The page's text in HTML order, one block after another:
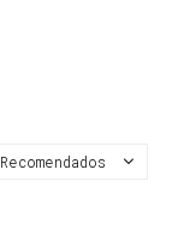
Recomendados